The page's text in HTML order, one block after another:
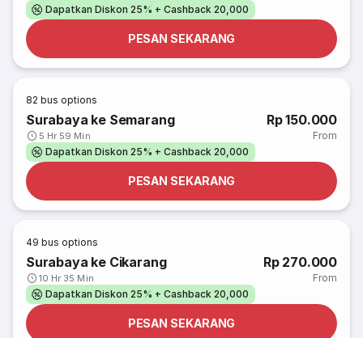
Dapatkan Diskon 25% + Cashback 20,000
PESAN SEKARANG
82 bus options
Surabaya ke Semarang
5 Hr 59 Min
Rp 150.000
From
Dapatkan Diskon 25% + Cashback 20,000
PESAN SEKARANG
49 bus options
Surabaya ke Cikarang
10 Hr 35 Min
Rp 270.000
From
Dapatkan Diskon 25% + Cashback 20,000
PESAN SEKARANG